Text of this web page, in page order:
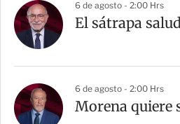
6 de agosto - 2:00 Hrs
El sátrapa
6 de agosto - 2:00 Hrs
Morena quiere